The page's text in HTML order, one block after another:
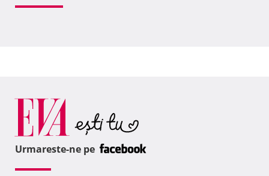
Urmareste-ne pe